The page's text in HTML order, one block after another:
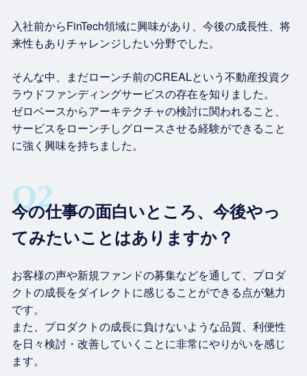
入社前からFinTech領域に興味があり、今後の成長性、将
来性もありチャレンジしたい分野でした。
そんな中、まだローンチ前のCREALという不動産投資ク
ラウドファンディングサービスの存在を知りました。
ゼロベースからアーキテクチャの検討に関われること、
サービスをローンチしグロースさせる経験ができること
に強く興味を持ちました。
今の仕事の面白いところ、今後やっ
てみたいことはありますか？
お客様の声や新規ファンドの募集などを通して、プロダ
クトの成長をダイレクトに感じることができる点が魅力
です。
また、プロダクトの成長に負けないような品質、利便性
を日々検討・改善していくことに非常にやりがいを感じ
ます。